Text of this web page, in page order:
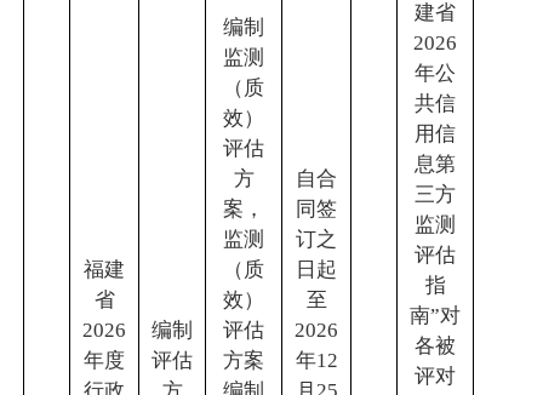
福建
省
2026
年度
编制
评估
编制
监测
（质
效）
评估
方
案，
监测
（质
效）
评估
方案
自合
同签
订之
日起
至
2026
年12
建省
2026
年公
共信
用信
息第
三方
监测
评估
指
南”对
各被
评对